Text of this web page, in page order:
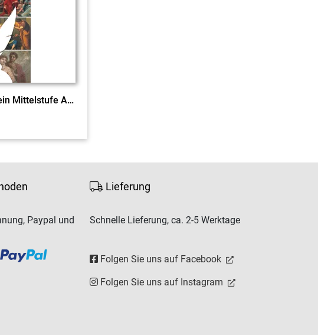
Lesebuch Latein Mittelstufe Ausgabe A c&t EL
Paypal und
Lieferung
Schnelle Lieferung, ca. 2-5 Werktage
Folgen Sie uns auf Facebook
Folgen Sie uns auf Instagram